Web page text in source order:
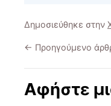
Δημοσιεύθηκε στην
← Προηγούμενο
Αφήστε